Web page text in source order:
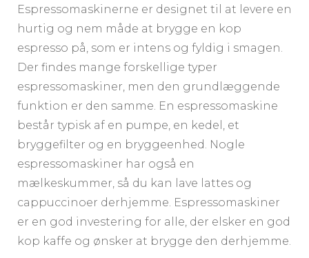
Espressomaskinerne er designet til at levere en
hurtig og nem måde at brygge en kop
espresso på, som er intens og fyldig i smagen.
Der findes mange forskellige typer
espressomaskiner, men den grundlæggende
funktion er den samme. En espressomaskine
består typisk af en pumpe, en kedel, et
bryggefilter og en bryggeenhed. Nogle
espressomaskiner har også en
mælkeskummer, så du kan lave lattes og
cappuccinoer derhjemme. Espressomaskiner
er en god investering for alle, der elsker en god
kop kaffe og ønsker at brygge den derhjemme.